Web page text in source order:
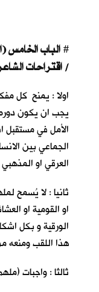
# الباب الخامس
/ اقتراحات
اولا : يمنح كل
يجب ان يكون دوره
الأمل في مستقبل
الجماعي بين
العرقي او
ثانيا : لا يُسمح
او القومية او
الورقية و بكل
هذا اللقب ومنعه
ثالثا : واجبات